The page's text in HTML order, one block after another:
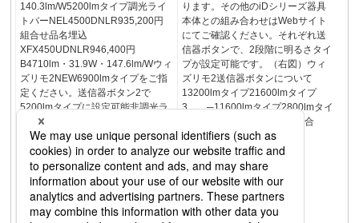
140.3lm/W5200lmタイプ調光ライ
トバーNEL4500DNLR935,200円
組合せ品名埋込
XFX450UDNLR946,400円
B4710lm・31.9W・147.6lm/Wウィ
ズリモ2NEW6900lmタイプをご指
定ください。送信器ボタン2で
5200lmタイプに設定可能非調光ラ
イトバーNEL4500DNLE931,700円
組合せ品名埋込
XFX450UDNLE942,900円
A4710lm・31.9W・147.6lm/W非調
光ライトバー
NEL4500DWLE931,700円組合せ
品名埋込XFX450UDWLE942,900
ります。その他のiDシリーズ器具
本体との組み合わせはWebサイト
にてご確認ください。それぞれ送
信器ボタンで、2段階に明るさタイ
プが設定可能です。（右図）ウィ
ズリモ2送信器ボタンについて
13200lmタイプ21600lmタイプ
3 ─11600lmタイプ2800lmタイ
プ3 ─3200lmタイプの場合
1600lmタイプの場合